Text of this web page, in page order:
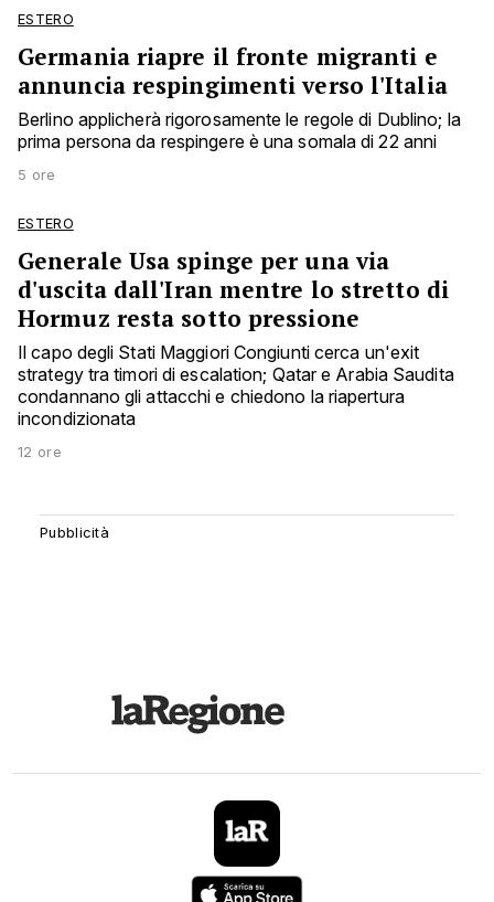
ESTERO
Germania riapre il fronte migranti e
annuncia respingimenti verso l'Italia
Berlino applicherà rigorosamente le regole di Dublino; la
prima persona da respingere è una somala di 22 anni
5 ore
ESTERO
Generale Usa spinge per una via
d'uscita dall'Iran mentre lo stretto di
Hormuz resta sotto pressione
Il capo degli Stati Maggiori Congiunti cerca un'exit
strategy tra timori di escalation; Qatar e Arabia Saudita
condannano gli attacchi e chiedono la riapertura
incondizionata
12 ore